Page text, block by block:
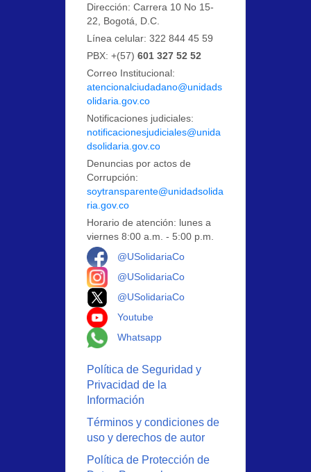
Dirección: Carrera 10 No 15-
22, Bogotá, D.C.
Línea celular: 322 844 45 59
PBX: +(57)601 327 52 52
Correo Institucional:
atencionalciudadano@unidads
olidaria.gov.co
Notificaciones judiciales:
notificacionesjudiciales@unida
dsolidaria.gov.co
Denuncias por actos de
Corrupción:
soytransparente@unidadsolida
ria.gov.co
Horario de atención: lunes a
viernes 8:00 a.m. - 5:00 p.m.
@USolidariaCo
@USolidariaCo
@USolidariaCo
Youtube
Whatsapp
Política de Seguridad y
Privacidad de la
Información
Términos y condiciones de
uso y derechos de autor
Política de Protección de